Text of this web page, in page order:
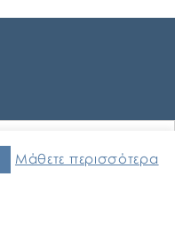
Μάθετε περισσότερα